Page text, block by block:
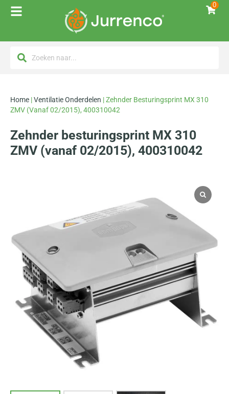
0
Home |Ventilatie Onderdelen |Zehnder Besturingsprint MX 310
ZMV (vanaf 02/2015), 400310042
Zehnder besturingsprint MX 310
ZMV (vanaf 02/2015), 400310042